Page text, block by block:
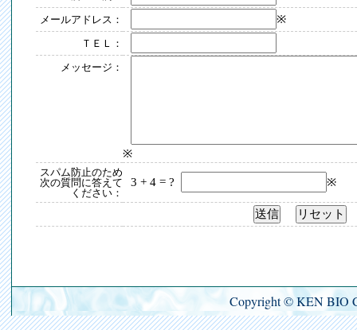
メールアドレス：
※
ＴＥＬ：
メッセージ：
※
スパム防止のため
次の質問に答えて
ください：
3 + 4 = ? ※
Copyright © KEN BIO